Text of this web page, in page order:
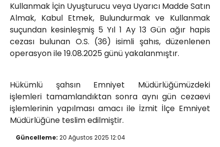
Kullanmak İçin Uyuşturucu veya Uyarıcı Madde Satın
Almak, Kabul Etmek, Bulundurmak ve Kullanmak
suçundan kesinleşmiş 5 Yıl 1 Ay 13 Gün ağır hapis
cezası bulunan O.S. (36) isimli şahıs, düzenlenen
operasyon ile 19.08.2025 günü yakalanmıştır.
Hükümlü şahsın Emniyet Müdürlüğümüzdeki
işlemleri tamamlandıktan sonra aynı gün cezaevi
işlemlerinin yapılması amacı ile İzmit İlçe Emniyet
Müdürlüğüne teslim edilmiştir.
Güncelleme: 20 Ağustos 2025 12:04